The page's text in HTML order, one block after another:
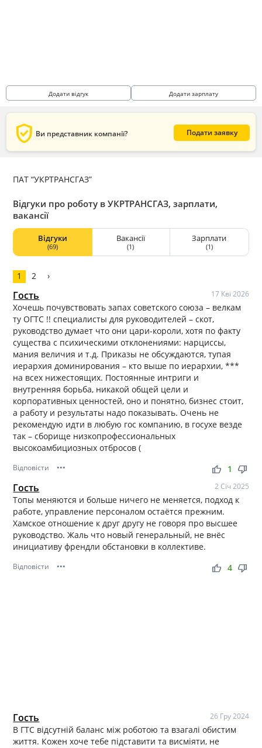
Додати відгук Додати зарплату
verified_user Ви представник компанії? Подати заявку
ПАТ “УКРТРАНСГАЗ”
Відгуки про роботу в УКРТРАНСГАЗ, зарплати,
вакансії
Відгуки
(69)
Вакансії
(1)
Зарплати
(1)
1 2 ›
Гость 17 Кві 2026
Хочешь почувствовать запах советского союза – велкам
ту ОГТС !! специалисты для руководителей – скот,
руководство думает что они цари-короли, хотя по факту
существа с психическими отклонениями: нарциссы,
мания величия и т.д. Приказы не обсуждаются, тупая
иерархия доминирования – кто выше по иерархии, ***
на всех нижестоящих. Постоянные интриги и
внутренняя борьба, никакой общей цели и
корпоративных ценностей, оно и понятно, бизнес стоит,
а работу и результаты надо показывать. Очень не
рекомендую идти в любую гос компанию, в госухе везде
так – сборище низкопрофессиональных
высокоамбициозных отбросов (
Відповісти ••• thumb_up thumb_down
1
Гость 2 Січ 2025
Топы меняются и больше ничего не меняется, подход к
работе, управление персоналом остаётся прежним.
Хамское отношение к друг другу не говоря про высшее
руководство. Жаль что новый генеральный, не внёс
инициативу френдли обстановки в коллективе.
Відповісти ••• thumb_up thumb_down
4
Гость 26 Гру 2024
В ГТС відсутній баланс між роботою та взагалі обистим
життя. Кожен хоче тебе підставити та висміяти, не